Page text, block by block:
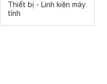
Thiết bị - Linh kiện máy
tính